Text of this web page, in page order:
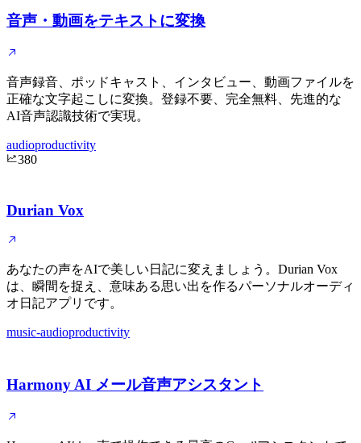
音声・動画をテキストに変換
音声録音、ポッドキャスト、インタビュー、動画ファイルを
正確な文字起こしに変換。登録不要、完全無料、先進的な
AI音声認識技術で実現。
audioproductivity
380
Durian Vox
あなたの声をAIで美しい日記に変えましょう。Durian Vox
は、瞬間を捉え、意味ある思い出を作るパーソナルオーディ
オ日記アプリです。
music-audioproductivity
Harmony AI メール音声アシスタント